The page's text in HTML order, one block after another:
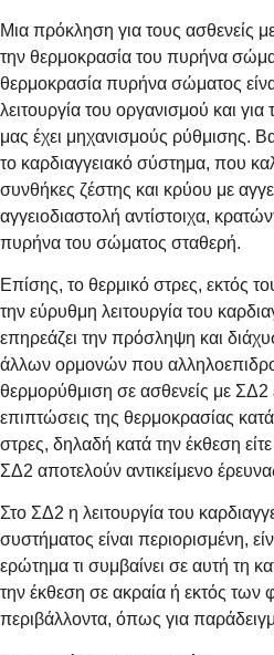
Μια πρόκληση για τους ασθενείς
την θερμοκρασία του πυρήνα
θερμοκρασία πυρήνα σώματος
λειτουργία του οργανισμού και
μας έχει μηχανισμούς ρύθμισης.
το καρδιαγγειακό σύστημα, που
συνθήκες ζέστης και κρύου με
αγγειοδιαστολή αντίστοιχα,
πυρήνα του σώματος σταθερή.
Επίσης, το θερμικό στρες, εκτός
την εύρυθμη λειτουργία του
επηρεάζει την πρόσληψη και
άλλων ορμονών που
θερμορύθμιση σε ασθενείς με ΣΔ2
επιπτώσεις της θερμοκρασίας
στρες, δηλαδή κατά την έκθεση
ΣΔ2 αποτελούν αντικείμενο
Στο ΣΔ2 η λειτουργία του
συστήματος είναι περιορισμένη,
ερώτημα τι συμβαίνει σε αυτή τη
την έκθεση σε ακραία ή εκτός
περιβάλλοντα, όπως για